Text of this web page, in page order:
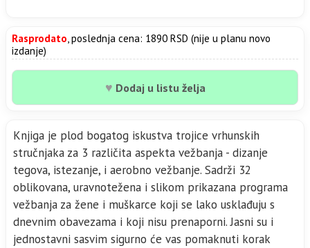
Rasprodato, poslednja cena: 1890 RSD (nije u planu novo
izdanje)
♥ Dodaj u listu želja
Knjiga je plod bogatog iskustva trojice vrhunskih
stručnjaka za 3 različita aspekta vežbanja - dizanje
tegova, istezanje, i aerobno vežbanje. Sadrži 32
oblikovana, uravnotežena i slikom prikazana programa
vežbanja za žene i muškarce koji se lako usklađuju s
dnevnim obavezama i koji nisu prenaporni. Jasni su i
jednostavni sasvim sigurno će vas pomaknuti korak